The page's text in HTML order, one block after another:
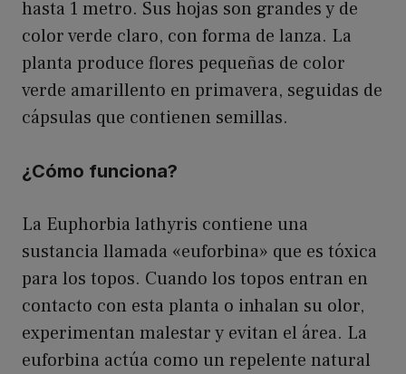
hasta 1 metro. Sus hojas son grandes y de
color verde claro, con forma de lanza. La
planta produce flores pequeñas de color
verde amarillento en primavera, seguidas de
cápsulas que contienen semillas.
¿Cómo funciona?
La Euphorbia lathyris contiene una
sustancia llamada «euforbina» que es tóxica
para los topos. Cuando los topos entran en
contacto con esta planta o inhalan su olor,
experimentan malestar y evitan el área. La
euforbina actúa como un repelente natural